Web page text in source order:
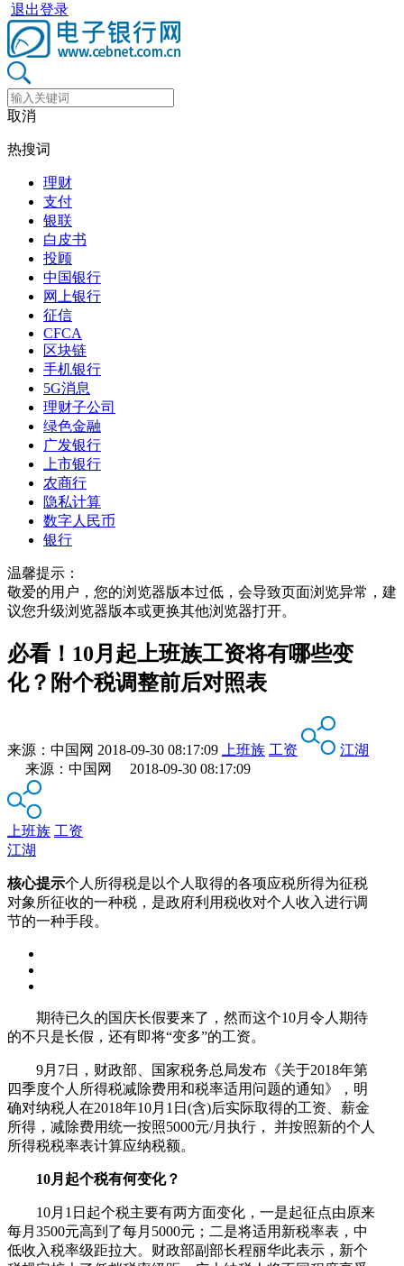
退出登录
取消
热搜词
理财
支付
银联
白皮书
投顾
中国银行
网上银行
征信
CFCA
区块链
手机银行
5G消息
理财子公司
绿色金融
广发银行
上市银行
农商行
隐私计算
数字人民币
银行
温馨提示：
敬爱的用户，您的浏览器版本过低，会导致页面浏览异常，建
议您升级浏览器版本或更换其他浏览器打开。
必看！10月起上班族工资将有哪些变
化？附个税调整前后对照表
来源： 中国网 2018-09-30 08:17:09 上班族 工资
江湖
来源：中国网 2018-09-30 08:17:09
上班族 工资
江湖
核心提示个人所得税是以个人取得的各项应税所得为征税
对象所征收的一种税，是政府利用税收对个人收入进行调
节的一种手段。
期待已久的国庆长假要来了，然而这个10月令人期待
的不只是长假，还有即将“变多”的工资。
9月7日，财政部、国家税务总局发布《关于2018年第
四季度个人所得税减除费用和税率适用问题的通知》，明
确对纳税人在2018年10月1日(含)后实际取得的工资、薪金
所得，减除费用统一按照5000元/月执行， 并按照新的个人
所得税税率表计算应纳税额。
10月起个税有何变化？
10月1日起个税主要有两方面变化，一是起征点由原来
每月3500元高到了每月5000元；二是将适用新税率表，中
低收入税率级距拉大。财政部副部长程丽华此表示，新个